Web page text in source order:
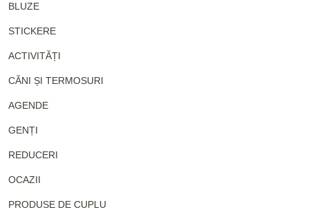
BLUZE
STICKERE
ACTIVITĂȚI
CĂNI ȘI TERMOSURI
AGENDE
GENȚI
REDUCERI
OCAZII
PRODUSE DE CUPLU